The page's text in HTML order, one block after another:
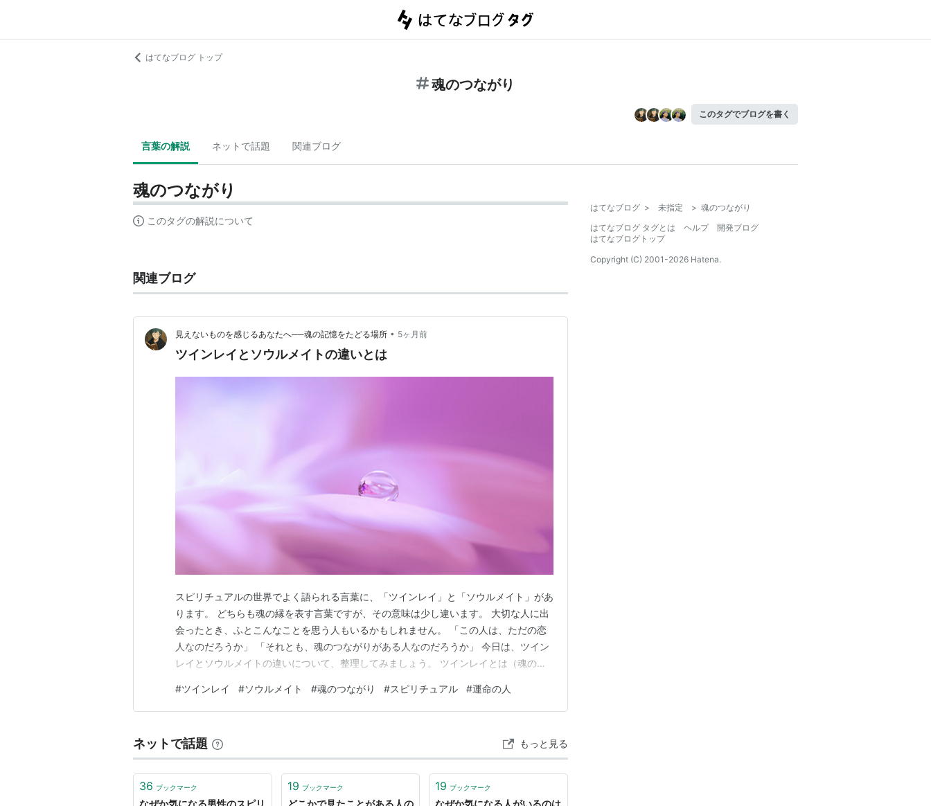
はてなブログ トップ
魂のつながり
このタグでブログを書く
言葉の解説 ネットで話題 関連ブログ
魂のつながり
このタグの解説について
関連ブログ
見えないものを感じるあなたへ──魂の記憶をたどる場所 • 5ヶ月前
ツインレイとソウルメイトの違いとは
スピリチュアルの世界でよく語られる言葉に、「ツインレイ」と「ソウルメイト」があ
ります。 どちらも魂の縁を表す言葉ですが、その意味は少し違います。 大切な人に出
会ったとき、ふとこんなことを思う人もいるかもしれません。 「この人は、ただの恋
人なのだろうか」 「それとも、魂のつながりがある人なのだろうか」 今日は、ツイン
レイとソウルメイトの違いについて、整理してみましょう。 ツインレイとは（魂の片
す。 この世界にたった一人しかいない、魂の片割れです。 ツインレイの関係には、次
のような特徴があると言われています。 ・出会った瞬…
#ツインレイ #ソウルメイト #魂のつながり #スピリチュアル #運命の人
ネットで話題 もっと見る
36 ブックマーク
なぜか気になる男性のスピリ
19 ブックマーク
どこかで見たことがある人の
19 ブックマーク
なぜか気になる人がいるのは
はてなブログ > 未指定 > 魂のつながり
はてなブログ タグとは
ヘルプ
開発ブログ
はてなブログトップ
Copyright (C) 2001-2026 Hatena.